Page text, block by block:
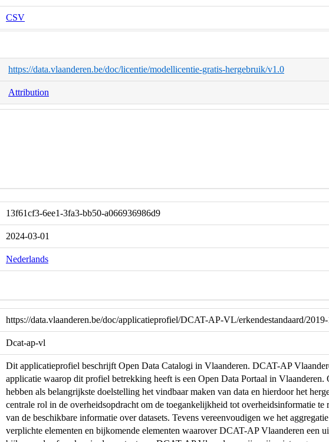
CSV
https://data.vlaanderen.be/doc/licentie/modellicentie-gratis-hergebruik/v1.0
Attribution
13f61cf3-6ee1-3fa3-bb50-a066936986d9
2024-03-01
Nederlands
https://data.vlaanderen.be/doc/applicatieprofiel/DCAT-AP-VL/erkendestandaard/
Dcat-ap-vl
Dit applicatieprofiel beschrijft Open Data Catalogi in Vlaanderen. DCAT-AP
applicatie waarop dit profiel betrekking heeft is een Open Data Portaal in
hebben als belangrijkste doelstelling het vindbaar maken van data en hierdoor het
centrale rol in de overheidsopdracht om de toegankelijkheid tot overheidsinformatie
van de beschikbare informatie over datasets. Tevens vereenvoudigen we het
verplichte elementen en bijkomende elementen waarover DCAT-AP Vlaanderen een